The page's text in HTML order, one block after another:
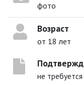
фото
Возраст
от 18 лет
не требуется